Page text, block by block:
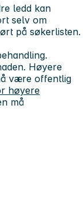
ledd kan
selv om
på søkerlisten.
Høyere
være offentlig
høyere
må